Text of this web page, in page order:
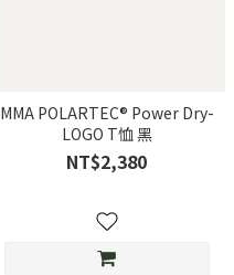
MMA POLARTEC® Power Dry-
LOGO T恤 黑
NT$2,380